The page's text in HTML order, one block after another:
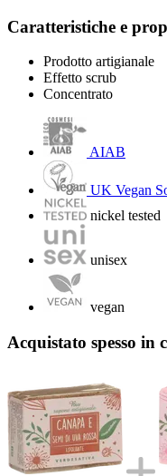
Caratteristiche e
Prodotto artigianale
Effetto scrub
Concentrato
AIAB
UK Vegan
nickel tested
unisex
vegan
Acquistato spesso in